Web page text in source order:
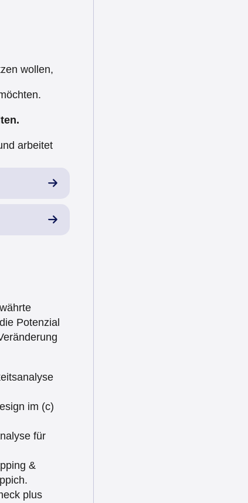
wollen,
arbeitet
Potenzial
im (c)
für
&
plus